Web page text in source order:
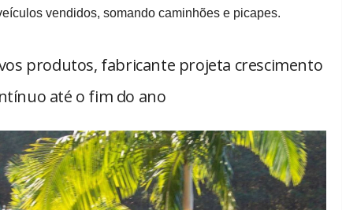
vendidos, somando caminhões e picapes.
produtos, fabricante projeta crescimento
até o fim do ano